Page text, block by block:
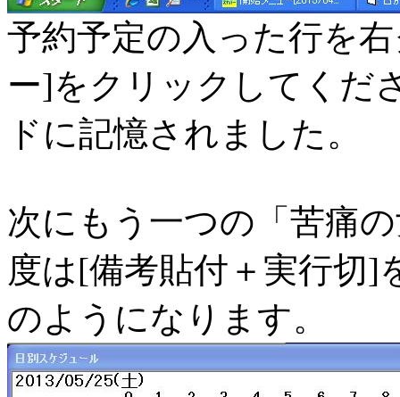
予約予定の入った行を
ー]をクリックしてくだ
ドに記憶されました。
次にもう一つの「苦痛
度は[備考貼付＋実行切]
のようになります。